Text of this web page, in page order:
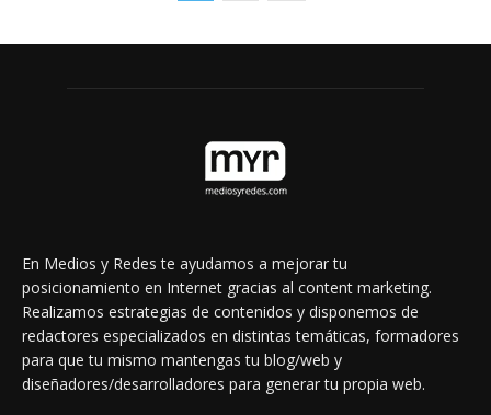
En Medios y Redes te ayudamos a mejorar tu
posicionamiento en Internet gracias al content marketing.
Realizamos estrategias de contenidos y disponemos de
redactores especializados en distintas temáticas, formadores
para que tu mismo mantengas tu blog/web y
diseñadores/desarrolladores para generar tu propia web.